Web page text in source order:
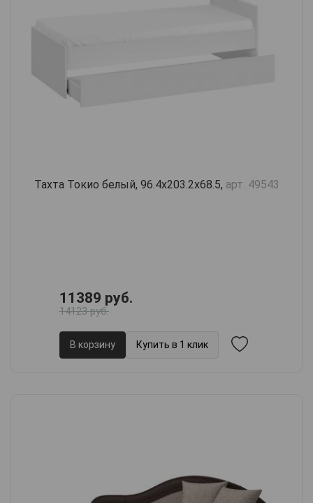
Тахта Токио белый, 96.4х203.2х68.5, арт. 49543
11389 руб.
14123 руб.
В корзину Купить в 1 клик